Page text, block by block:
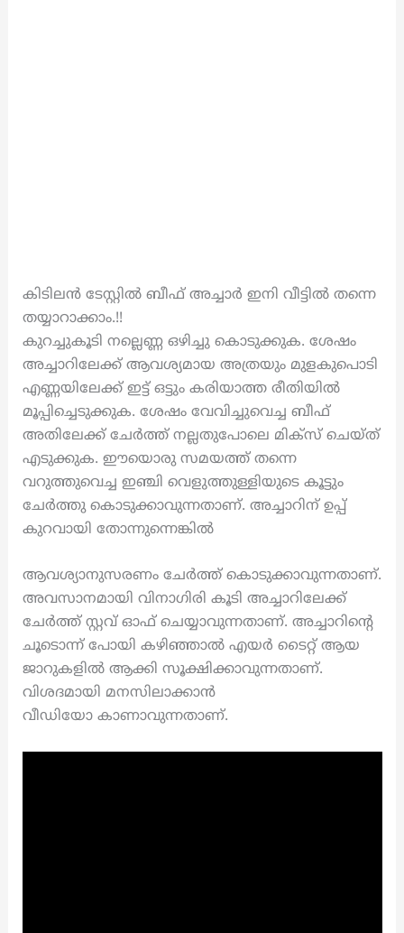
കിടിലൻ ടേസ്റ്റിൽ ബീഫ് അച്ചാർ ഇനി വീട്ടിൽ തന്നെ
തയ്യാറാക്കാം.!!
കുറച്ചുകൂടി നല്ലെണ്ണ ഒഴിച്ചു കൊടുക്കുക. ശേഷം
അച്ചാറിലേക്ക് ആവശ്യമായ അത്രയും മുളകുപൊടി
എണ്ണയിലേക്ക് ഇട്ട് ഒട്ടും കരിയാത്ത രീതിയിൽ
മൂപ്പിച്ചെടുക്കുക. ശേഷം വേവിച്ചുവെച്ച ബീഫ്
അതിലേക്ക് ചേർത്ത് നല്ലതുപോലെ മിക്സ് ചെയ്ത്
എടുക്കുക. ഈയൊരു സമയത്ത് തന്നെ
വറുത്തുവെച്ച ഇഞ്ചി വെളുത്തുള്ളിയുടെ കൂട്ടും
ചേർത്തു കൊടുക്കാവുന്നതാണ്. അച്ചാറിന് ഉപ്പ്
കുറവായി തോന്നുന്നെങ്കിൽ
ആവശ്യാനുസരണം ചേർത്ത് കൊടുക്കാവുന്നതാണ്.
അവസാനമായി വിനാഗിരി കൂടി അച്ചാറിലേക്ക്
ചേർത്ത് സ്റ്റവ് ഓഫ്‌ ചെയ്യാവുന്നതാണ്. അച്ചാറിന്റെ
ചൂടൊന്ന് പോയി കഴിഞ്ഞാൽ എയർ ടൈറ്റ് ആയ
ജാറുകളിൽ ആക്കി സൂക്ഷിക്കാവുന്നതാണ്.
വിശദമായി മനസിലാക്കാൻ
വീഡിയോ കാണാവുന്നതാണ്.